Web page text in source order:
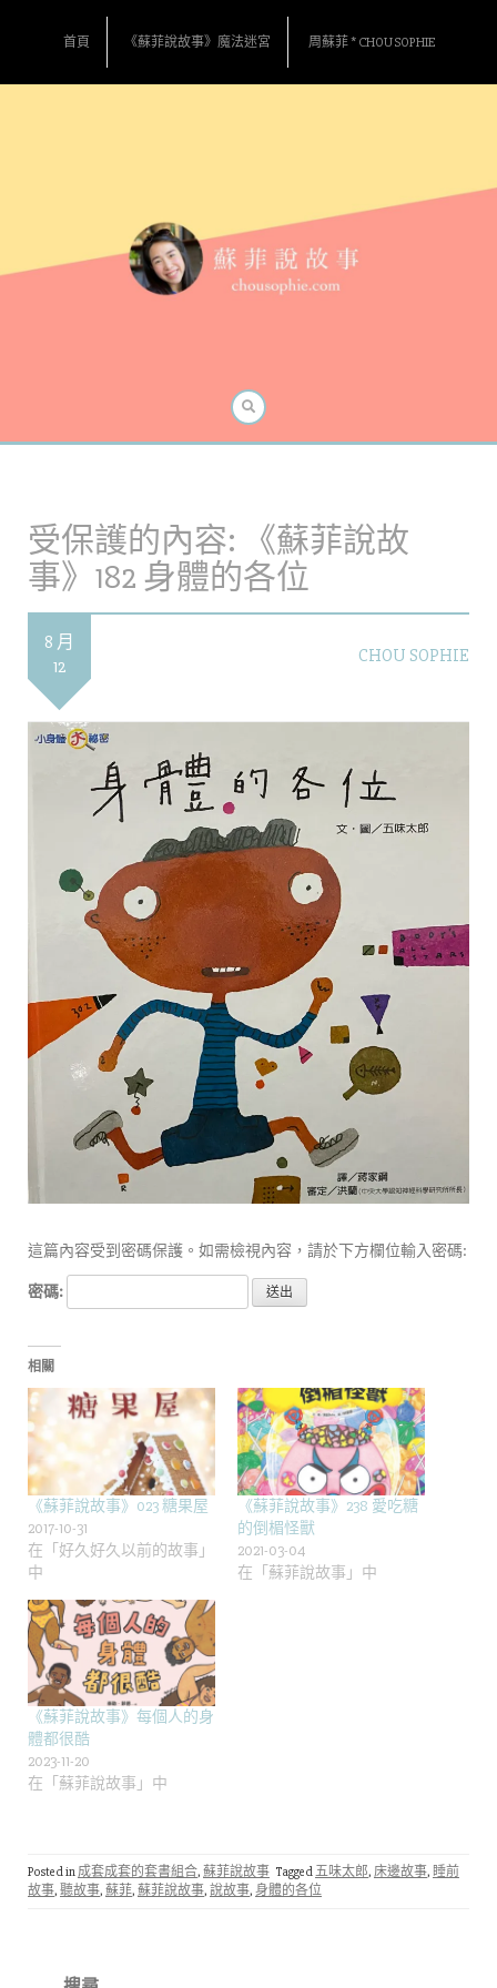
首頁 《蘇菲說故事》魔法迷宮 周蘇菲 * CHOU SOPHIE
受保護的內容: 《蘇菲說故
事》182 身體的各位
8 月
12
CHOU SOPHIE
這篇內容受到密碼保護。如需檢視內容，請於下方欄位輸入密碼:
密碼:
相關
《蘇菲說故事》023 糖果屋
2017-10-31
在「好久好久以前的故事」
中
《蘇菲說故事》238 愛吃糖
的倒楣怪獸
2021-03-04
在「蘇菲說故事」中
《蘇菲說故事》每個人的身
體都很酷
2023-11-20
在「蘇菲說故事」中
Posted in成套成套的套書組合, 蘇菲說故事 Tagged五味太郎, 床邊故事, 睡前
故事, 聽故事, 蘇菲, 蘇菲說故事, 說故事, 身體的各位